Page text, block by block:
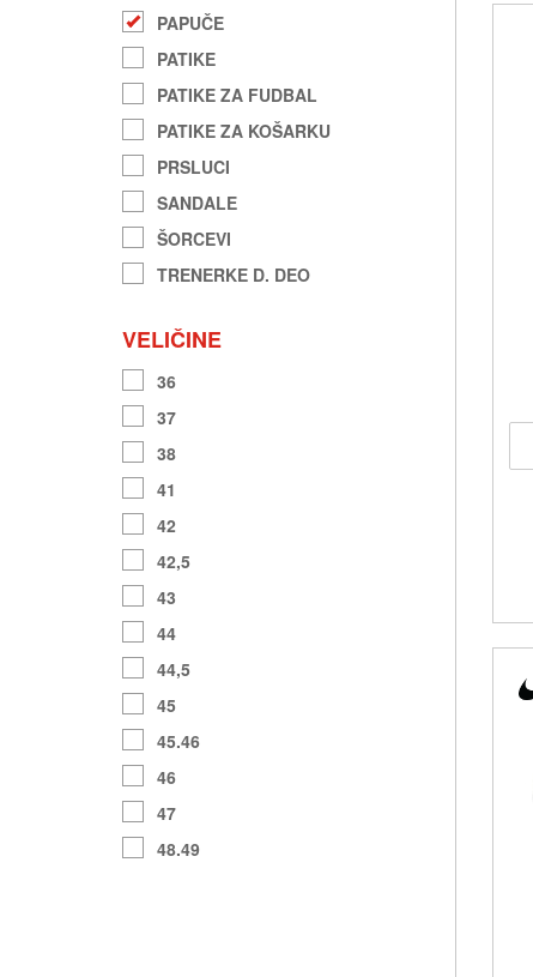
PAPUČE
PATIKE
PATIKE ZA FUDBAL
PATIKE ZA KOŠARKU
PRSLUCI
SANDALE
ŠORCEVI
TRENERKE D. DEO
VELIČINE
36
37
38
41
42
42,5
43
44
44,5
45
45.46
46
47
48.49